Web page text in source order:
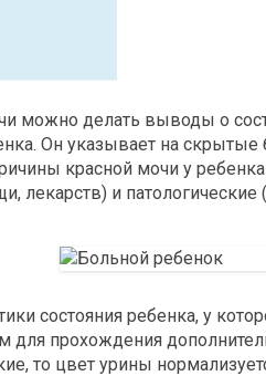
можно делать выводы о
Он указывает на скрытые
красной мочи у ребенка
лекарств) и
состояния ребенка, у
для прохождения
то цвет урины